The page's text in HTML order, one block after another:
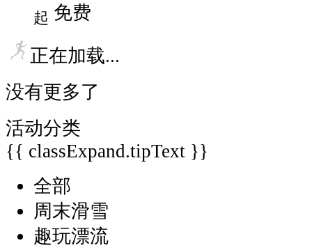
起 免费
正在加载...
没有更多了
活动分类
{{ classExpand.tipText }}
全部
周末滑雪
趣玩漂流